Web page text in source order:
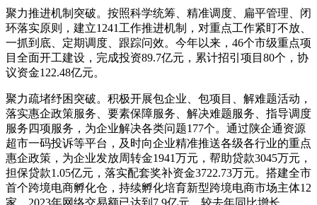
聚力推进机制突破。按照科学统筹、精准调度、扁平管理、闭
环落实原则，建立1241工作推进机制，对重点工作紧盯不放、
一抓到底、定期调度、跟踪问效。今年以来，46个市级重点项
目全面开工建设，完成投资89.7亿元，累计招引项目80个，协
议资金122.48亿元。
聚力疏堵纾困突破。积极开展包企业、包项目、解难题活动，
落实惠企政策服务、要素保障服务、解决难题服务、指导调度
服务四项服务，为企业解决各类问题177个。通过陕企通资源
超市一码投诉等平台，及时向企业精准推送各级各行业的重点
惠企政策，为企业发放周转金1941万元，帮助贷款3045万元，
担保贷款1.05亿元，落实配套奖补资金3722.73万元。搭建全市
首个跨境电商孵化仓，持续孵化培育新型跨境电商市场主体12
家，2023年网络交易额已达到7.9亿元，较去年同比增长